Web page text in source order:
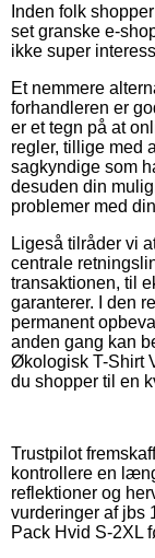
Inden folk
set granske e-
ikke super
Et nemmere
forhandleren er
er et tegn på at
regler, tillige med
sagkyndige som
desuden din
problemer med
Ligeså tilråder vi
centrale
transaktionen, til
garanterer. I den
permanent
anden gang kan
Økologisk T-Shirt
du shopper til en
Trustpilot
kontrollere en
reflektioner og
vurderinger af jbs
Pack Hvid S-2XL